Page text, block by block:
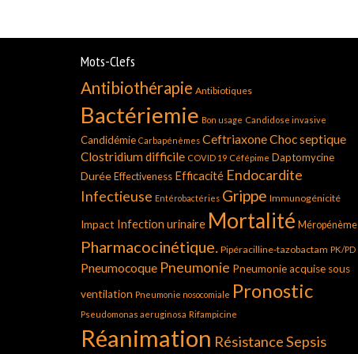
Mots-Clefs
Antibiothérapie Antibiotiques
Bactériemie Bon usage Candidose invasive
Candidémie Carbapénèmes CeftriaxoneChoc septique
Clostridium difficile COVID 19 Céfépime Daptomycine
Durée Effectiveness Efficacité Endocardite
Infectieuse Entérobactéries Grippe Immunogénicité
Impact Infection urinaire Mortalité Méropénème
Pharmacocinétique. Pipéracilline-tazobactam PK/PD
Pneumocoque Pneumonie Pneumonie acquise sous
ventilation Pneumonie nosocomiale Pronostic
Pseudomonas aeruginosa Rifampicine
Réanimation RésistanceSepsis